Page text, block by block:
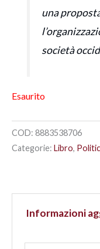
una
società
Esaurito
COD: 8883538706
Categorie: Libro,
Informazioni